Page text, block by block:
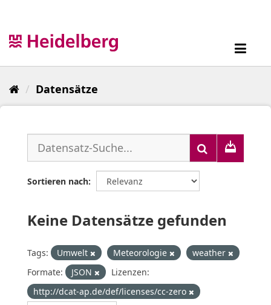
Datensätze
Sortieren nach
Keine Datensätze gefunden
Tags: Umwelt Meteorologie
weather
Formate:
JSON
Lizenzen:
http://dcat-ap.de/def/licenses/cc-zero